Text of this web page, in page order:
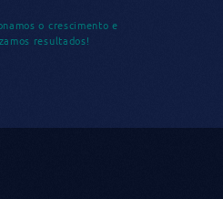
o crescimento e
resultados!